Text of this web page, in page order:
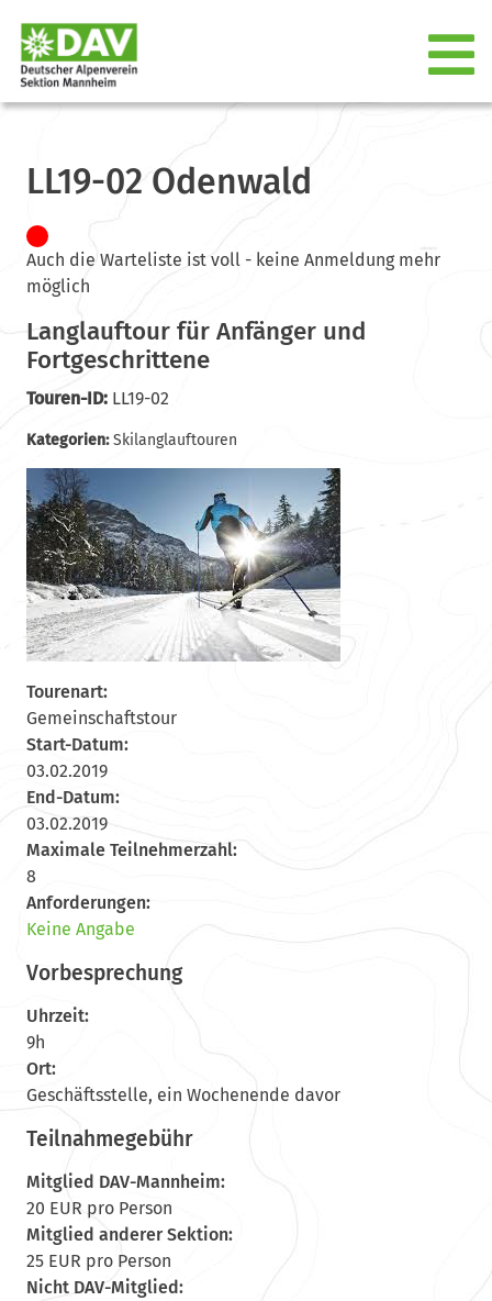
LL19-02 Odenwald
Auch die Warteliste ist voll - keine Anmeldung mehr
möglich
Langlauftour für Anfänger und
Fortgeschrittene
Touren-ID:LL19-02
Kategorien:Skilanglauftouren
Tourenart:
Gemeinschaftstour
Start-Datum:
03.02.2019
End-Datum:
03.02.2019
Maximale Teilnehmerzahl:
8
Anforderungen:
Keine Angabe
Vorbesprechung
Uhrzeit:
9h
Ort:
Geschäftsstelle, ein Wochenende davor
Teilnahmegebühr
Mitglied DAV-Mannheim:
20 EUR pro Person
Mitglied anderer Sektion:
25 EUR pro Person
Nicht DAV-Mitglied: